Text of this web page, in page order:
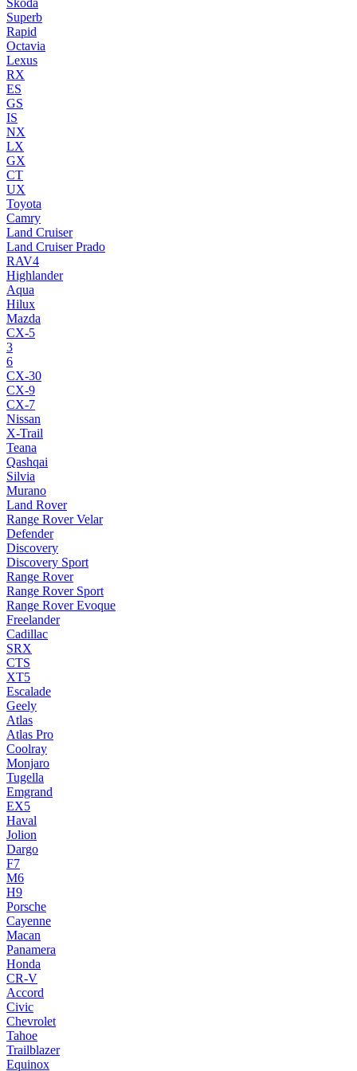
Skoda
Superb
Rapid
Octavia
Lexus
RX
ES
GS
IS
NX
LX
GX
CT
UX
Toyota
Camry
Land Cruiser
Land Cruiser Prado
RAV4
Highlander
Aqua
Hilux
Mazda
CX-5
3
6
CX-30
CX-9
CX-7
Nissan
X-Trail
Teana
Qashqai
Silvia
Murano
Land Rover
Range Rover Velar
Defender
Discovery
Discovery Sport
Range Rover
Range Rover Sport
Range Rover Evoque
Freelander
Cadillac
SRX
CTS
XT5
Escalade
Geely
Atlas
Atlas Pro
Coolray
Monjaro
Tugella
Emgrand
EX5
Haval
Jolion
Dargo
F7
M6
H9
Porsche
Cayenne
Macan
Panamera
Honda
CR-V
Accord
Civic
Chevrolet
Tahoe
Trailblazer
Equinox